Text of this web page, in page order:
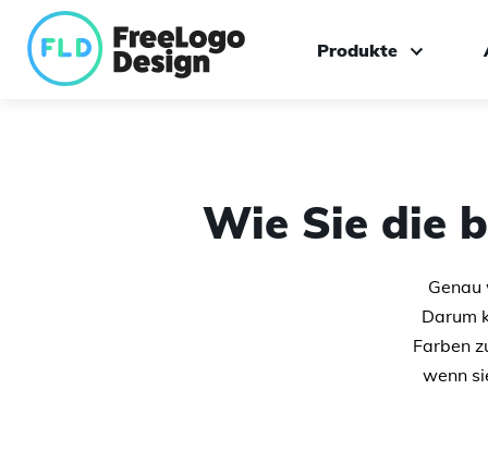
Produkte
Marken-Toolkit
Wie Sie die
Genau
Darum
Farben
wenn